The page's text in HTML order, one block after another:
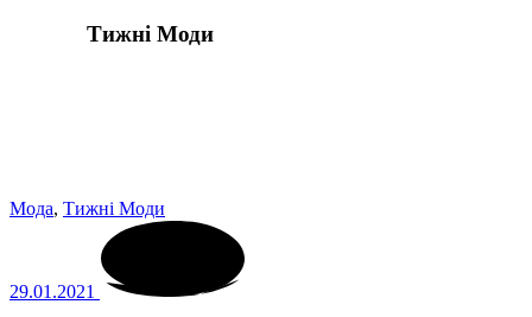
Тижні Моди
Мода, Тижні Моди
29.01.2021